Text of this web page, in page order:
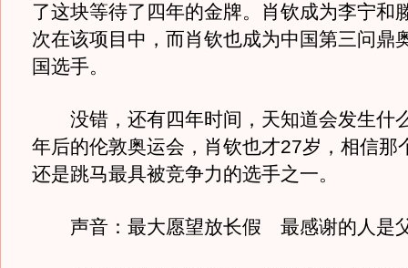
了这块等待了四年的金牌。肖钦成为李宁和
次在该项目中，而肖钦也成为中国第三问鼎
国选手。
没错，还有四年时间，天知道会发生什
年后的伦敦奥运会，肖钦也才27岁，相信那
还是跳马最具被竞争力的选手之一。
声音：最大愿望放长假 最感谢的人是